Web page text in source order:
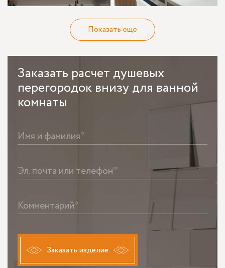
Показать еще
Заказать расчет душевых
перегородок внизу для ванной
комнаты
Имя и фамилия*
Эл. почта или телефон*
Комментарий*
Заказать изделие